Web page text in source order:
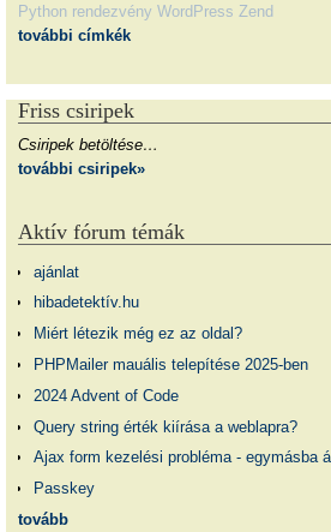
Python rendezvény WordPress Zend
további címkék
Friss csiripek
Csiripek betöltése…
további csiripek»
Aktív fórum témák
ajánlat
hibadetektív.hu
Miért létezik még ez az oldal?
PHPMailer mauális telepítése 2025-ben
2024 Advent of Code
Query string érték kiírása a weblapra?
Ajax form kezelési probléma - egymásba
Passkey
tovább